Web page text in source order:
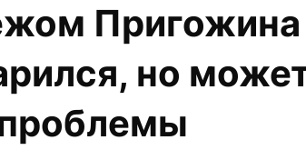
но